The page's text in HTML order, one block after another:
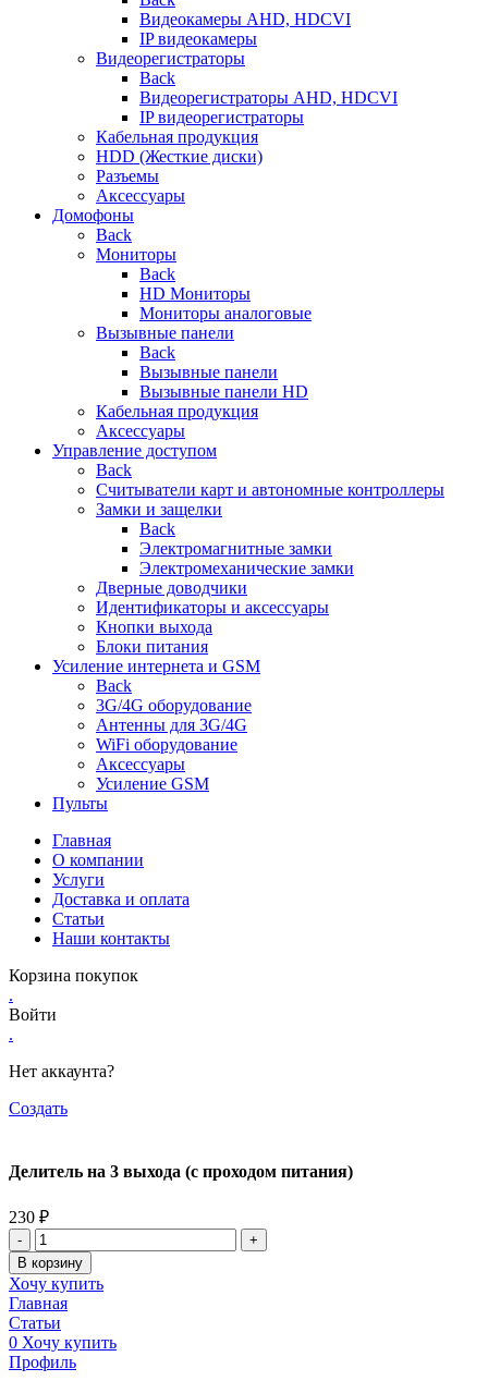
Видеокамеры AHD, HDCVI
IP видеокамеры
Видеорегистраторы
Back
Видеорегистраторы AHD, HDCVI
IP видеорегистраторы
Кабельная продукция
HDD (Жесткие диски)
Разъемы
Аксессуары
Домофоны
Back
Мониторы
Back
HD Мониторы
Мониторы аналоговые
Вызывные панели
Back
Вызывные панели
Вызывные панели HD
Кабельная продукция
Аксессуары
Управление доступом
Back
Считыватели карт и автономные контроллеры
Замки и защелки
Back
Электромагнитные замки
Электромеханические замки
Дверные доводчики
Идентификаторы и аксессуары
Кнопки выхода
Блоки питания
Усиление интернета и GSM
Back
3G/4G оборудование
Антенны для 3G/4G
WiFi оборудование
Аксессуары
Усиление GSM
Пульты
Главная
О компании
Услуги
Доставка и оплата
Статьи
Наши контакты
Корзина покупок
.
Войти
.
Нет аккаунта?
Создать
Делитель на 3 выхода (с проходом питания)
230 ₽
В корзину
Хочу купить
Главная
Статьи
0 Хочу купить
Профиль